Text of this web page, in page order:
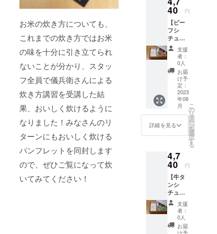
お米の炊き方についても、
これまでの炊き方ではお米
の味を十分に引き立てられ
ないことが分かり、スタッ
フ全員で儀兵衛さんによる
炊き方講習を受講した結
果、おいしく炊けるように
なりました！みなさんのリ
ターンにもおいしく炊ける
パンフレットを同封します
ので、ぜひご覧になって炊
いてみてください！
ため）
ける期
間とし
て、 精
米年月
日より
75日以
内をお
すすめ
してお
りま
す。
（真空
パック
商品の
ため）
法 冷
暗所 お
米はお
野菜と
同じ生
鮮食品
のた
め、 明
確な賞
味期限
はござ
いませ
ん。 お
いしく
お召し
上がり
て、 精
米年月
日より
75日以
内をお
すすめ
してお
りま
す。
（真空
ト「牛
タンシ
チュー
」…１
個 洋食
に合う
お米
お米2合
300g
お茶碗
約4杯
分 …2
袋(訪日
外国人
観光客
向け向
料込み
お米の
おいし
い炊き
方が書
いたパ
ンフ
レット
付き。
ギフト
40 円
【ビー
フシ
チュー×
洋食に
合うお
米 ギ
フト
ボック
ス付
き】 監
修レト
ルト
「ビー
フシ
チュー
」…２
に合う
お米
お米2合
300g
お茶碗
約4杯
分 …2
袋(訪日
外国人
観光客
向け
支援
者：
0人
お届
け予
定：
2023
年08
月
詳細を見る
こ
の
リ
タ
ー
ン
を
選
択
す
る
4,7
40 円
【牛タ
ンシ
チュー×
洋食に
合うお
米 ギ
フト
ボック
支援
者：
0人
お届